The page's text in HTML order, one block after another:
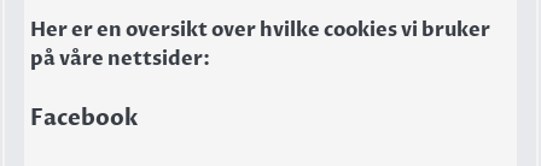
Her er en oversikt over hvilke cookies vi bruker
på våre nettsider:
Facebook